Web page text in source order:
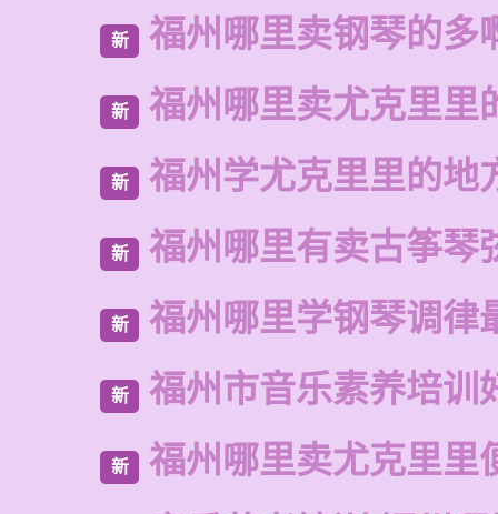
新 福州哪里卖钢琴的多
新 福州哪里卖尤克里里
新 福州学尤克里里的地
新 福州哪里有卖古筝琴
新 福州哪里学钢琴调律
新 福州市音乐素养培训
新 福州哪里卖尤克里里